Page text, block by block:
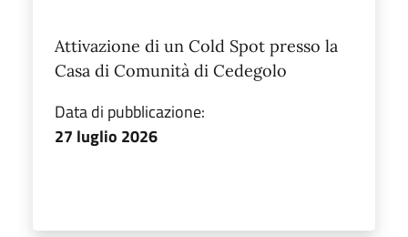
Attivazione di un Cold Spot presso la
Casa di Comunità di Cedegolo
Data di pubblicazione:
27 luglio 2026